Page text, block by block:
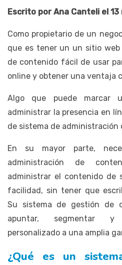
Escrito por Ana Canteli el 13
Como propietario de un
que es tener un un sitio
de contenido fácil de usar
online y obtener una ventaja
Algo que puede marcar
administrar la presencia en
de sistema de administración
En su mayor parte,
administración de
administrar el contenido de
facilidad, sin tener que
Su sistema de gestión de
apuntar, segmentar y
personalizado a una amplia
¿Qué es un